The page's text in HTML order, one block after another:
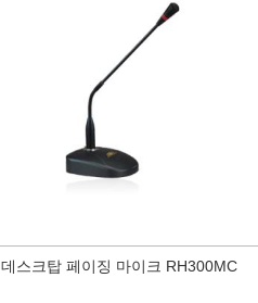
데스크탑 페이징 마이크 RH300MC